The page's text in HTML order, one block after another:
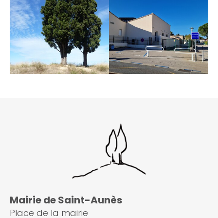
Mairie de Saint-Aunès
Place de la mairie